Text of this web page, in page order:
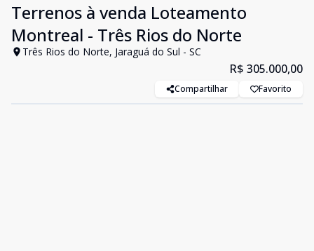
Terrenos à venda Loteamento
Montreal - Três Rios do Norte
Três Rios do Norte, Jaraguá do Sul - SC
R$ 305.000,00
Compartilhar Favorito